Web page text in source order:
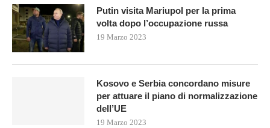
Putin visita Mariupol per la prima
volta dopo l’occupazione russa
19 Marzo 2023
Kosovo e Serbia concordano misure
per attuare il piano di normalizzazione
dell’UE
19 Marzo 2023